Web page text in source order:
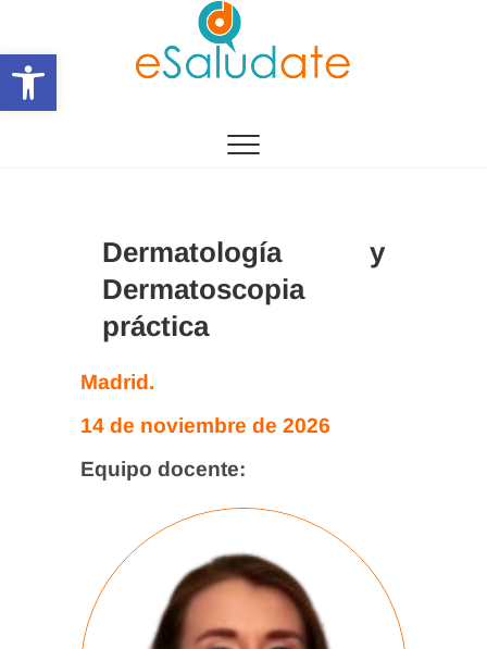
Abrir barra de herramientas
contenido
Dermatología y
Dermatoscopia
práctica
Madrid.
14 de noviembre de 2026
Equipo docente: